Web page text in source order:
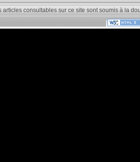
articles consultables sur ce site sont soumis à la